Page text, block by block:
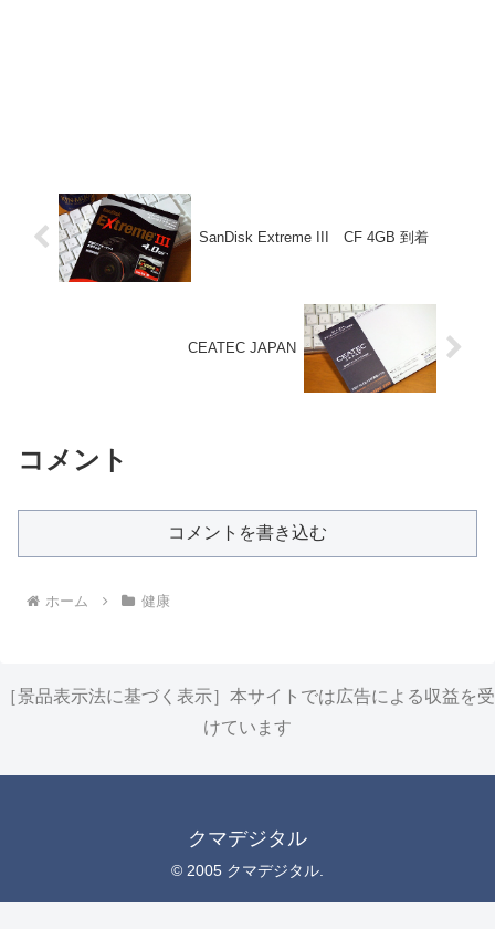
SanDisk Extreme III CF 4GB 到着
CEATEC JAPAN
コメント
コメントを書き込む
ホーム 健康
［景品表示法に基づく表示］本サイトでは広告による収益を受
けています
クマデジタル
© 2005 クマデジタル.